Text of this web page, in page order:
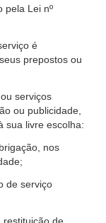
Lei nº
é
prepostos ou
serviços
ou publicidade,
sua livre escolha:
nos
de serviço